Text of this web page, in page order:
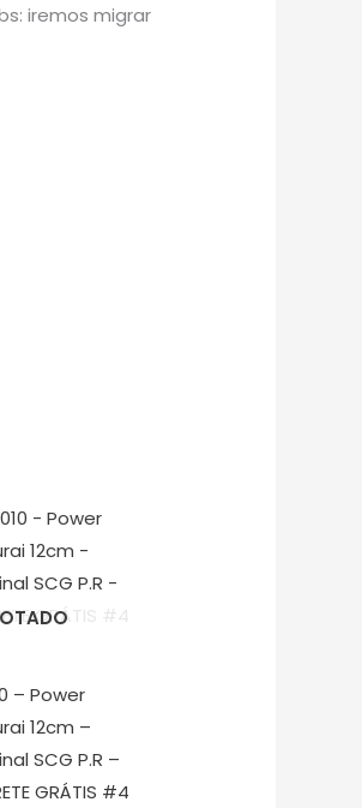
iremos migrar
– Power
12cm –
SCG P.R –
GRÁTIS #4